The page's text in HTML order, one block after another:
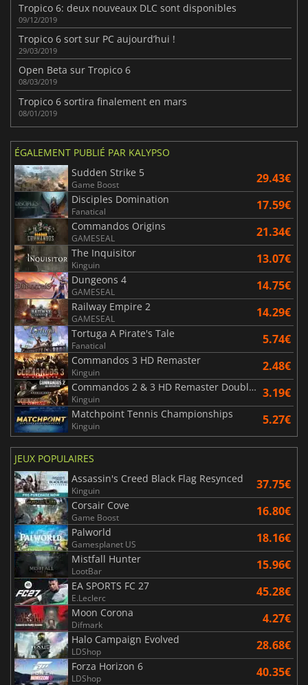
Tropico 6: deux nouveaux DLC sont disponibles
09/12/2019
Tropico 6 sort sur PC aujourd’hui !
29/03/2019
Open Beta sur Tropico 6
08/03/2019
Tropico 6 sortira finalement en mars
08/01/2019
ÉGALEMENT PUBLIÉ PAR KALYPSO
Sudden Strike 5
Game Boost 29.43€
Disciples Domination
Fanatical 17.59€
Commandos Origins
GAMESEAL 21.34€
The Inquisitor
Kinguin 13.07€
Dungeons 4
GAMESEAL 14.75€
Railway Empire 2
GAMESEAL 14.29€
Tortuga A Pirate's Tale
Fanatical 5.74€
Commandos 3 HD Remaster
Kinguin 2.48€
Commandos 2 & 3 HD Remaster Double Pack
Kinguin 3.19€
Matchpoint Tennis Championships
Kinguin 5.27€
JEUX POPULAIRES
Assassin's Creed Black Flag Resynced
Kinguin 37.75€
Corsair Cove
Game Boost 16.80€
Palworld
Gamesplanet US 18.16€
Mistfall Hunter
LootBar 15.96€
EA SPORTS FC 27
E.Leclerc 45.28€
Moon Corona
Difmark 4.27€
Halo Campaign Evolved
LDShop 28.68€
Forza Horizon 6
LDShop 40.35€